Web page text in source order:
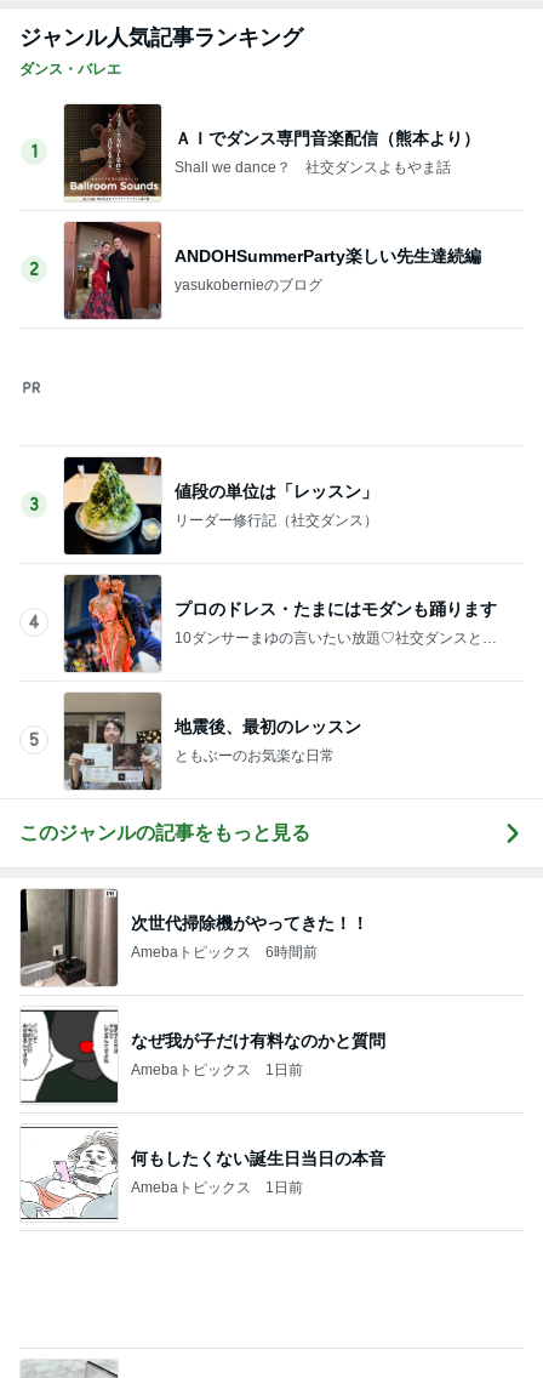
3
リーダー修行記（社交ダンス）
4
プロのドレス・たまにはモダンも踊ります
10ダンサーまゆの言いたい放題♡社交ダンスと競
5
地震後、最初のレッスン
ともぶーのお気楽な日常
次世代掃除機がやってきた！！
Amebaトピックス 6時間前
なぜ我が子だけ有料なのかと質問
Amebaトピックス 1日前
何もしたくない誕生日当日の本音
Amebaトピックス 1日前
Amebaトピックス 2日前
丸亀の汁まで全部飲んだうどん
Amebaトピックス 16時間前